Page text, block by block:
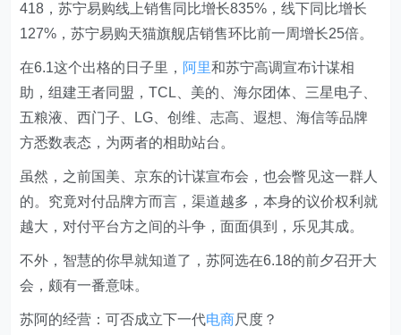
418，苏宁易购线上销售同比增长835%，线下同比增长
127%，苏宁易购天猫旗舰店销售环比前一周增长25倍。
在6.1这个出格的日子里， 阿里和苏宁高调宣布计谋相
助，组建王者同盟，TCL、美的、海尔团体、三星电子、
五粮液、西门子、LG、创维、志高、遐想、海信等品牌
方悉数表态，为两者的相助站台。
虽然，之前国美、京东的计谋宣布会，也会瞥见这一群人
的。究竟对付品牌方而言，渠道越多，本身的议价权利就
越大，对付平台方之间的斗争，面面俱到，乐见其成。
不外，智慧的你早就知道了，苏阿选在6.18的前夕召开大
会，颇有一番意味。
苏阿的经营：可否成立下一代电商尺度？